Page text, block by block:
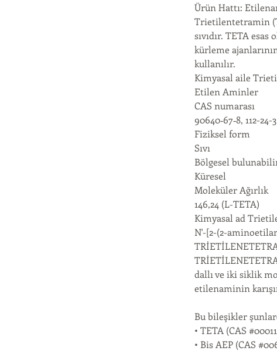
Ürün Hattı:
Trietilentetramin
sıvıdır. TETA
kürleme
kullanılır.
Kimyasal aile
Etilen Aminler
CAS numarası
90640‐67‐8, 112-
Fiziksel form
Sıvı
Bölgesel
Küresel
Moleküler Ağırlık
146,24 (L-TETA)
Kimyasal ad
N'-[2-(2-
dallı ve iki siklik
etilenaminin
Bu bileşikler
• TETA (CAS
• Bis AEP (CAS